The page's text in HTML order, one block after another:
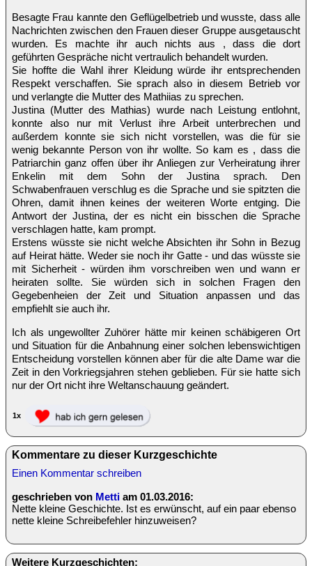
Besagte Frau kannte den Geflügelbetrieb und wusste, dass alle
Nachrichten zwischen den Frauen dieser Gruppe ausgetauscht
wurden. Es machte ihr auch nichts aus , dass die dort
geführten Gespräche nicht vertraulich behandelt wurden.
Sie hoffte die Wahl ihrer Kleidung würde ihr entsprechenden
Respekt verschaffen. Sie sprach also in diesem Betrieb vor
und verlangte die Mutter des Mathiias zu sprechen.
Justina (Mutter des Mathias) wurde nach Leistung entlohnt,
konnte also nur mit Verlust ihre Arbeit unterbrechen und
außerdem konnte sie sich nicht vorstellen, was die für sie
wenig bekannte Person von ihr wollte. So kam es , dass die
Patriarchin ganz offen über ihr Anliegen zur Verheiratung ihrer
Enkelin mit dem Sohn der Justina sprach. Den
Schwabenfrauen verschlug es die Sprache und sie spitzten die
Ohren, damit ihnen keines der weiteren Worte entging. Die
Antwort der Justina, der es nicht ein bisschen die Sprache
verschlagen hatte, kam prompt.
Erstens wüsste sie nicht welche Absichten ihr Sohn in Bezug
auf Heirat hätte. Weder sie noch ihr Gatte - und das wüsste sie
mit Sicherheit - würden ihm vorschreiben wen und wann er
heiraten sollte. Sie würden sich in solchen Fragen den
Gegebenheien der Zeit und Situation anpassen und das
empfiehlt sie auch ihr.
Ich als ungewollter Zuhörer hätte mir keinen schäbigeren Ort
und Situation für die Anbahnung einer solchen lebenswichtigen
Entscheidung vorstellen können aber für die alte Dame war die
Zeit in den Vorkriegsjahren stehen geblieben. Für sie hatte sich
nur der Ort nicht ihre Weltanschauung geändert.
1x
Kommentare zu dieser Kurzgeschichte
Einen Kommentar schreiben
geschrieben von Metti am 01.03.2016:
Nette kleine Geschichte. Ist es erwünscht, auf ein paar ebenso
nette kleine Schreibefehler hinzuweisen?
Weitere Kurzgeschichten: